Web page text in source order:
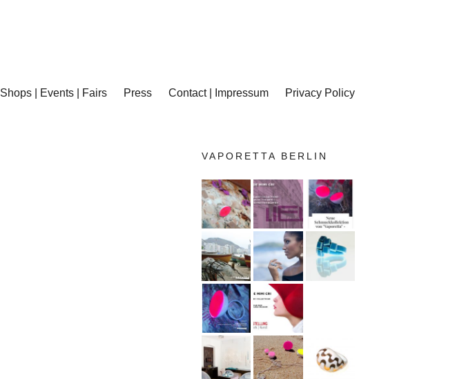
Shops | Events | Fairs Press Contact | Impressum Privacy Policy
VAPORETTA BERLIN